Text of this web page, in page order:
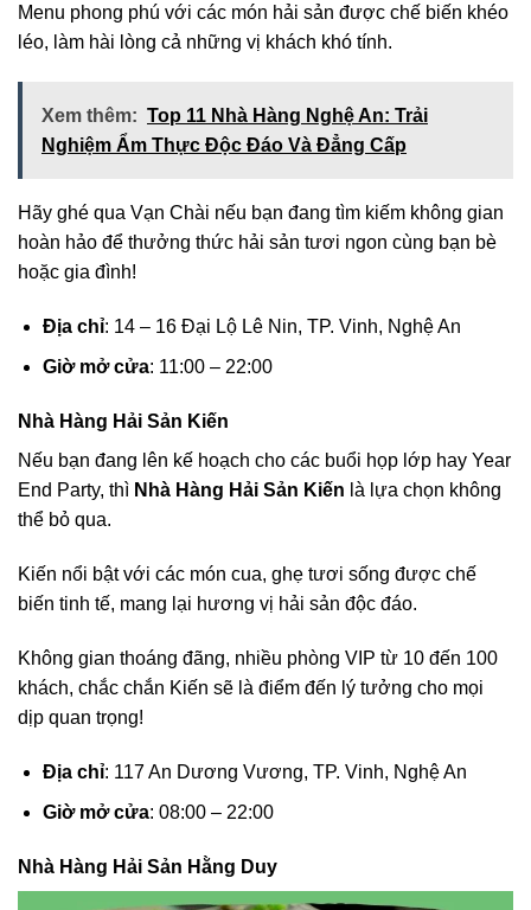
Menu phong phú với các món hải sản được chế biến khéo
léo, làm hài lòng cả những vị khách khó tính.
Xem thêm: Top 11 Nhà Hàng Nghệ An: Trải
Nghiệm Ẩm Thực Độc Đáo Và Đẳng Cấp
Hãy ghé qua Vạn Chài nếu bạn đang tìm kiếm không gian
hoàn hảo để thưởng thức hải sản tươi ngon cùng bạn bè
hoặc gia đình!
Địa chỉ: 14 – 16 Đại Lộ Lê Nin, TP. Vinh, Nghệ An
Giờ mở cửa: 11:00 – 22:00
Nhà Hàng Hải Sản Kiến
Nếu bạn đang lên kế hoạch cho các buổi họp lớp hay Year
End Party, thì Nhà Hàng Hải Sản Kiến là lựa chọn không
thể bỏ qua.
Kiến nổi bật với các món cua, ghẹ tươi sống được chế
biến tinh tế, mang lại hương vị hải sản độc đáo.
Không gian thoáng đãng, nhiều phòng VIP từ 10 đến 100
khách, chắc chắn Kiến sẽ là điểm đến lý tưởng cho mọi
dịp quan trọng!
Địa chỉ: 117 An Dương Vương, TP. Vinh, Nghệ An
Giờ mở cửa: 08:00 – 22:00
Nhà Hàng Hải Sản Hằng Duy